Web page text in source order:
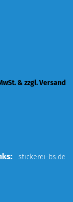
& zzgl. Versand
stickerei-bs.de